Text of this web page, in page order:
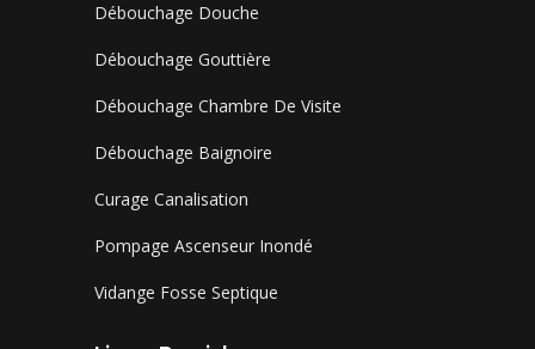
Débouchage Douche
Débouchage Gouttière
Débouchage Chambre De Visite
Débouchage Baignoire
Curage Canalisation
Pompage Ascenseur Inondé
Vidange Fosse Septique